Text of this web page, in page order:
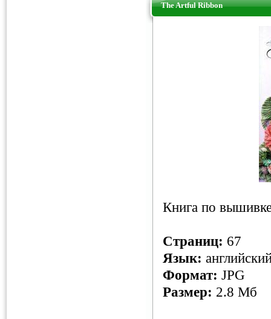
The Artful Ribbon
Книга по
Страниц: 67
Язык:
Формат: JPG
Размер: 2.8 Мб